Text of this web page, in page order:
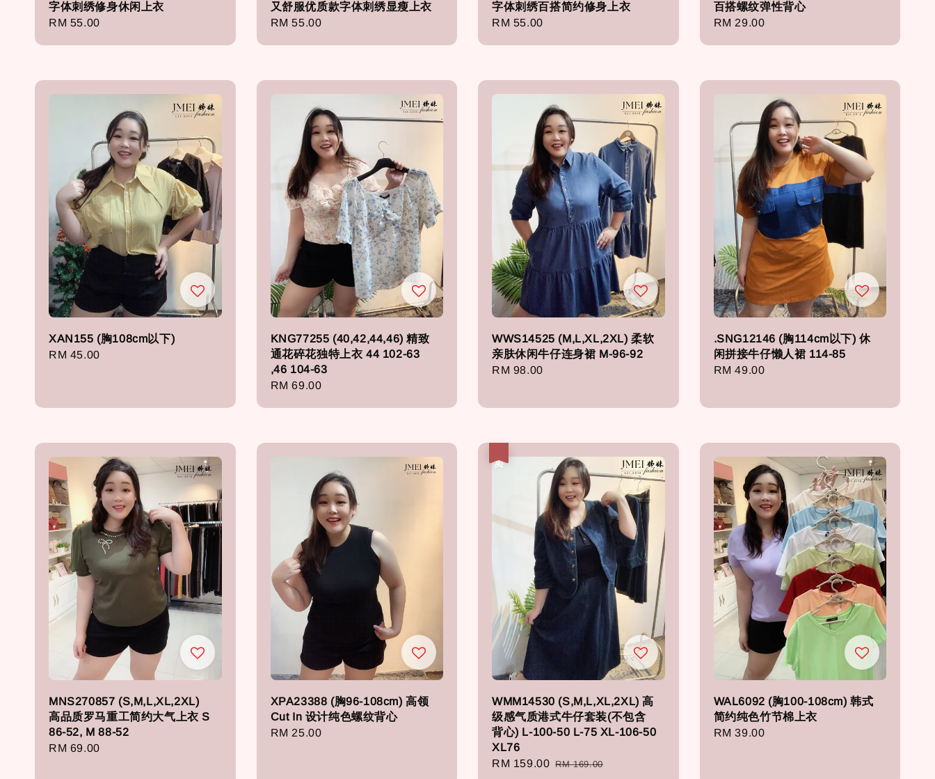
字体刺绣修身休闲上衣
Regular
RM 55.00
又舒服优质款字体刺绣显瘦上衣
Regular
RM 55.00
字体刺绣百搭简约修身上衣
Regular
RM 55.00
百搭螺纹弹性背心
Regular
RM 29.00
XAN155 (胸108cm以下)
Regular
RM 45.00
KNG77255 (40,42,44,46) 精致
通花碎花独特上衣 44 102-63
,46 104-63
Regular
RM 69.00
WWS14525 (M,L,XL,2XL) 柔软
亲肤休闲牛仔连身裙 M-96-92
Regular
RM 98.00
.SNG12146 (胸114cm以下) 休
闲拼接牛仔懒人裙 114-85
Regular
RM 49.00
MNS270857 (S,M,L,XL,2XL)
高品质罗马重工简约大气上衣 S
86-52, M 88-52
Regular
RM 69.00
XPA23388 (胸96-108cm) 高领
Cut In 设计纯色螺纹背心
Regular
RM 25.00
WMM14530 (S,M,L,XL,2XL) 高
级感气质港式牛仔套装(不包含
背心) L-100-50 L-75 XL-106-50
XL76
Sale
RM 159.00 Regular
RM 169.00
WAL6092 (胸100-108cm) 韩式
简约纯色竹节棉上衣
Regular
RM 39.00